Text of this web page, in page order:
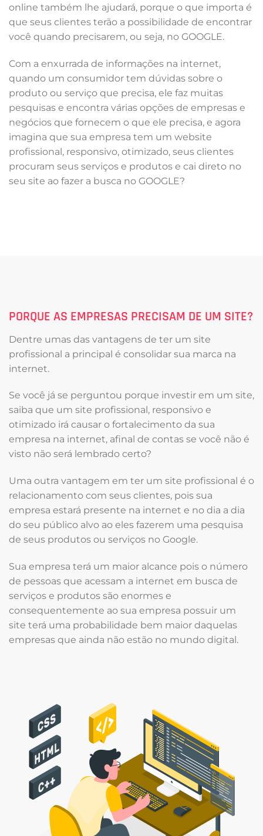
online também lhe ajudará, porque o que importa é
que seus clientes terão a possibilidade de encontrar
você quando precisarem, ou seja, no GOOGLE.
Com a enxurrada de informações na internet,
quando um consumidor tem dúvidas sobre o
produto ou serviço que precisa, ele faz muitas
pesquisas e encontra várias opções de empresas e
negócios que fornecem o que ele precisa, e agora
imagina que sua empresa tem um website
profissional, responsivo, otimizado, seus clientes
procuram seus serviços e produtos e cai direto no
seu site ao fazer a busca no GOOGLE?
PORQUE AS EMPRESAS PRECISAM DE UM SITE?
Dentre umas das vantagens de ter um site
profissional a principal é consolidar sua marca na
internet.
Se você já se perguntou porque investir em um site,
saiba que um site profissional, responsivo e
otimizado irá causar o fortalecimento da sua
empresa na internet, afinal de contas se você não é
visto não será lembrado certo?
Uma outra vantagem em ter um site profissional é o
relacionamento com seus clientes, pois sua
empresa estará presente na internet e no dia a dia
do seu público alvo ao eles fazerem uma pesquisa
de seus produtos ou serviços no Google.
Sua empresa terá um maior alcance pois o número
de pessoas que acessam a internet em busca de
serviços e produtos são enormes e
consequentemente ao sua empresa possuir um
site terá uma probabilidade bem maior daquelas
empresas que ainda não estão no mundo digital.